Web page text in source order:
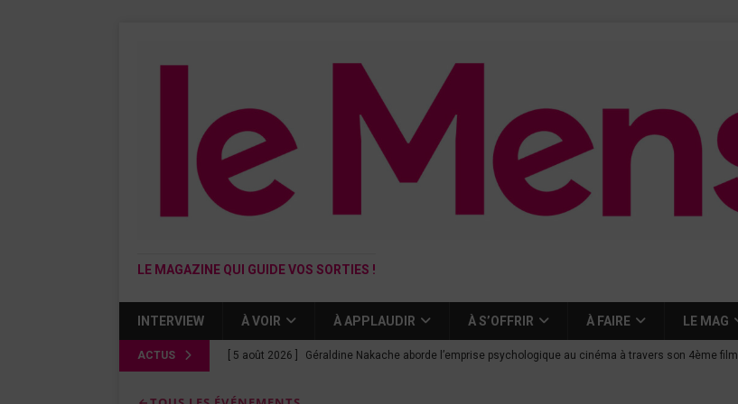
LE MAGAZINE QUI GUIDE VOS SORTIES !
INTERVIEW À VOIR À APPLAUDIR À S’OFFRIR À FAIRE LE MAG
ACTUS [ 5 août 2026 ] Géraldine Nakache aborde l’emprise psychologique au cinéma à travers son 4ème film